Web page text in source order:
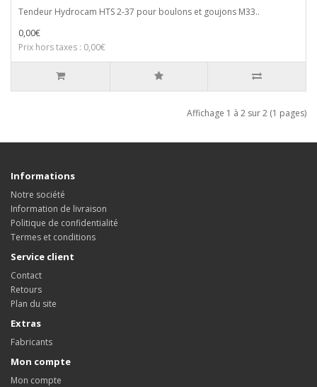
Tendeur Hydrocam HTS 2-37 pour boulons et goujons M33..
0,00€
Prix hors taxes : 0,00€
Affichage 1 à 2 sur 2 (1 pages)
Informations
Notre société
Information de livraison
Politique de confidentialité
Termes et conditions
Service client
Contact
Retours
Plan du site
Extras
Fabricants
Mon compte
Mon compte